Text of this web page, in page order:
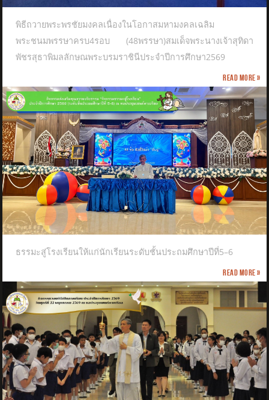
พิธีถวายพระพรชัยมงคลเนื่องในโอกาสมหามงคลเฉลิม
พระชนมพรรษาครบ4รอบ (48พรรษา)สมเด็จพระนางเจ้าสุทิดา
พัชรสุธาพิมลลักษณพระบรมราชินีประจำปีการศึกษา2569
Read more »
ธรรมะสู่โรงเรียนให้แก่นักเรียนระดับชั้นประถมศึกษาปีที่5–6
Read more »